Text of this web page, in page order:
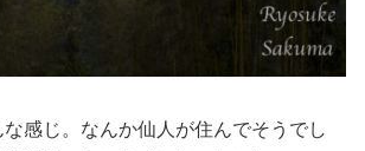
感じ。なんか仙人が住んでそうでし